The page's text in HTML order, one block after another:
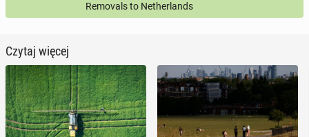
Removals to Netherlands
Czytaj więcej